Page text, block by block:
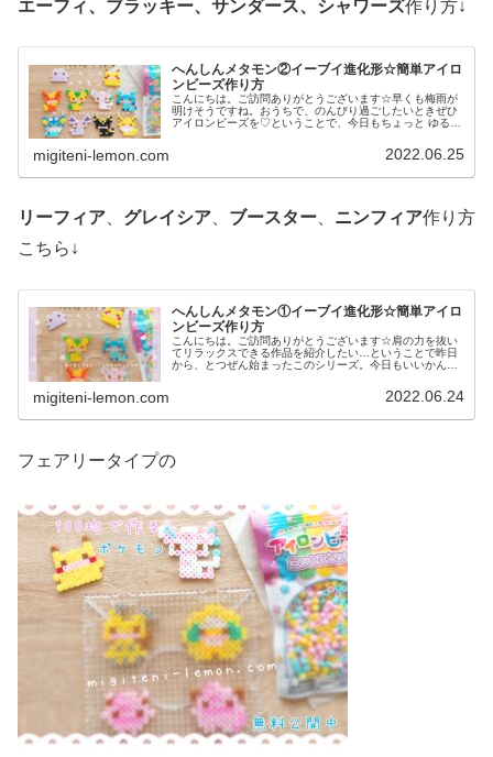
エーフィ、ブラッキー、サンダース、シャワーズ作り方↓
へんしんメタモン②イーブイ進化形☆簡単アイロ
ンビーズ作り方
こんにちは。ご訪問ありがとうございます☆早くも梅雨が
明けそうですね。おうちで、のんびり過ごしたいときぜひ
アイロンビーズを♡ということで、今日もちょっと ゆる〜
migiteni-lemon.com 2022.06.25
リーフィア グレイシア ブースター ニンフィア作り方
こちら↓
へんしんメタモン①イーブイ進化形☆簡単アイロ
ンビーズ作り方
こんにちは。ご訪問ありがとうございます☆肩の力を抜い
てリラックスできる作品を紹介したい…ということで昨日
から、とつぜん始まったこのシリーズ。今日もいいかんじ
migiteni-lemon.com 2022.06.24
フェアリータイプの